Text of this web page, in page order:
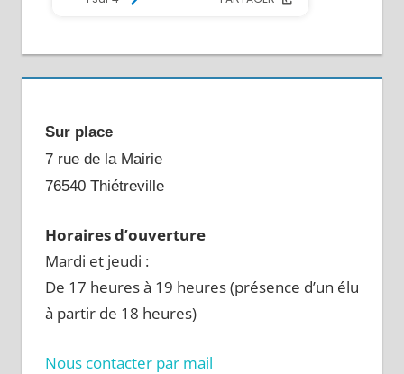
Sur place
7 rue de la Mairie
76540 Thiétreville
Horaires d’ouverture
Mardi et jeudi :
De 17 heures à 19 heures (présence d’un élu
à partir de 18 heures)
Nous contacter par mail